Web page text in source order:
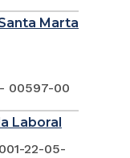
Marta
00597-00
Laboral
22-05-